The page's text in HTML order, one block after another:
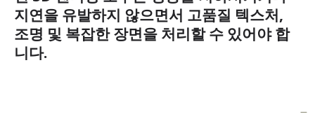
지연을 유발하지 않으면서 고품질 텍스처,
조명 및 복잡한 장면을 처리할 수 있어야 합
니다.